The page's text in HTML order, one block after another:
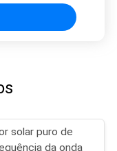
solar puro de
da onda